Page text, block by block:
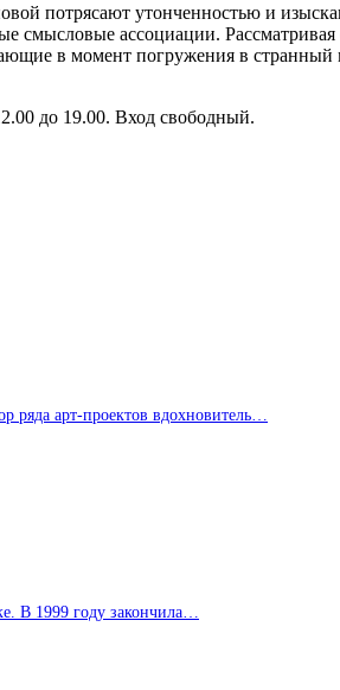
потря­сают утон­чен­но­стью и
смыс­ло­вые ассо­ци­а­ции.
в момент погру­же­ния в
до 19.00. Вход сво­бод­ный.
ряда арт-проектов вдох­но­ви­тель…
В 1999 году закон­чила…